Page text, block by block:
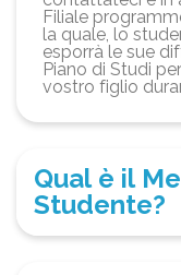
Filiale
la quale, lo
esporrà le sue
Piano di Studi
vostro figlio
Qual è il
Studente?